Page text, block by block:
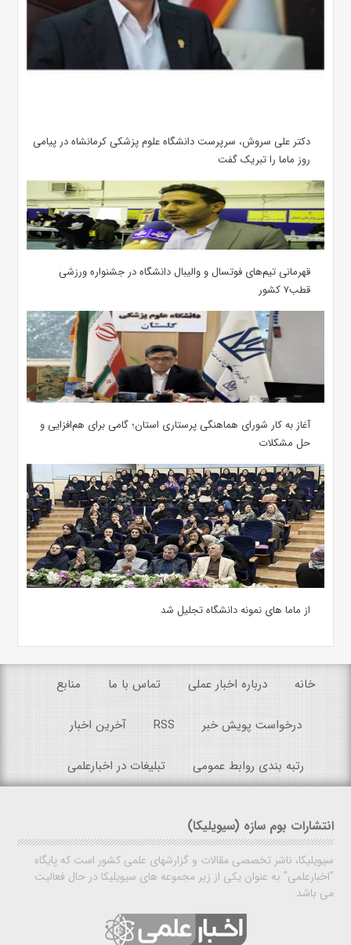
دکتر علی سروش، سرپرست دانشگاه علوم پزشکی کرمانشاه در پیامی
روز ماما را تبریک گفت
قهرمانی تیم‌های فوتسال و والیبال دانشگاه در جشنواره ورزشی
قطب۷ کشور
آغاز به کار شورای هماهنگی پرستاری استان؛ گامی برای هم‌افزایی و
حل مشکلات
از ماما های نمونه دانشگاه تجلیل شد
خانه درباره اخبار عملی تماس با ما منابع
درخواست پویش خبر RSS آخرین اخبار
رتبه بندی روابط عمومی تبلیغات در اخبارعلمی
انتشارات بوم سازه (سیویلیکا)
سیویلیکا، ناشر تخصصی مقالات و گزارشهای علمی کشور است که پایگاه
"اخبارعلمی" به عنوان یکی از زیر مجموعه های سیویلیکا در حال فعالیت
می باشد.